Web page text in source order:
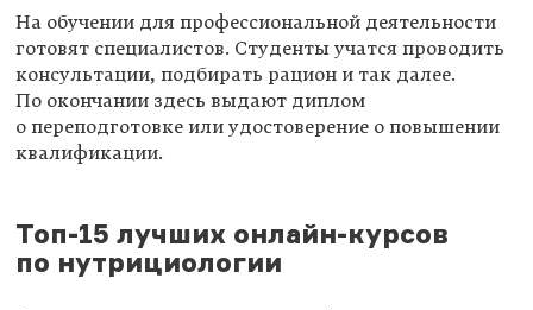
На обучении для профессиональной деятельности
готовят специалистов. Студенты учатся проводить
консультации, подбирать рацион и так далее.
По окончании здесь выдают диплом
о переподготовке или удостоверение о повышении
квалификации.
Топ-15 лучших онлайн-курсов
по нутрициологии